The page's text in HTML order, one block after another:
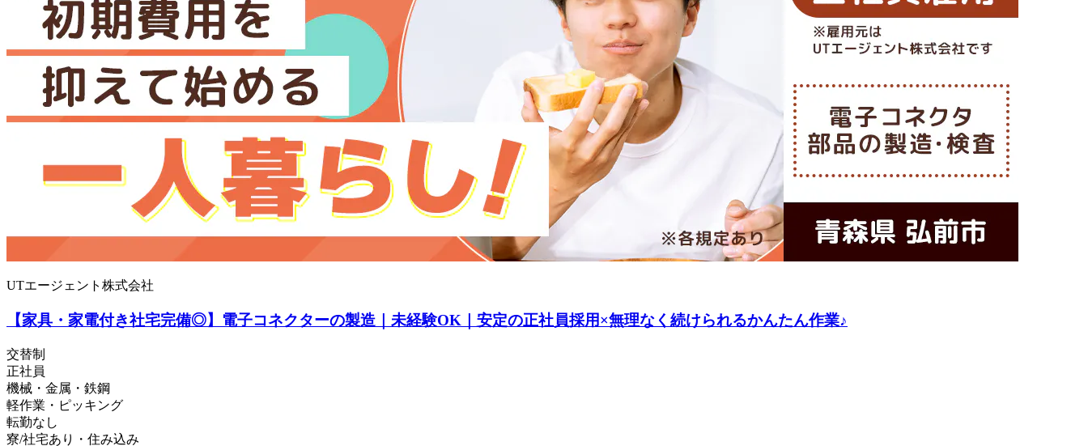
UTエージェント株式会社
【家具・家電付き社宅完備◎】電子コネクターの製造｜未経験OK｜安定の正社員採用×無理なく続けられるかんたん作業♪
交替制
正社員
機械・金属・鉄鋼
軽作業・ピッキング
転勤なし
寮/社宅あり・住み込み